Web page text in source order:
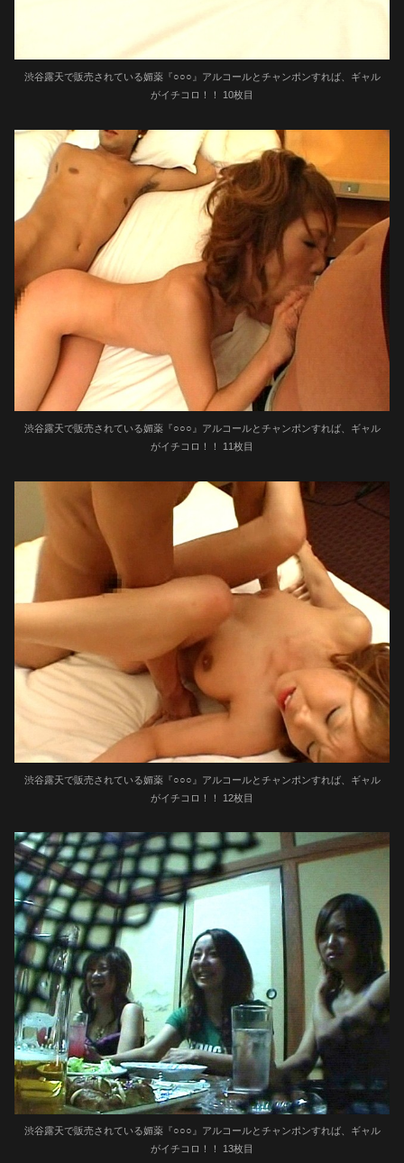
渋谷露天で販売されている媚薬『○○○』アルコールとチャンポンすれば、ギャル
がイチコロ！！ 10枚目
渋谷露天で販売されている媚薬『○○○』アルコールとチャンポンすれば、ギャル
がイチコロ！！ 11枚目
渋谷露天で販売されている媚薬『○○○』アルコールとチャンポンすれば、ギャル
がイチコロ！！ 12枚目
渋谷露天で販売されている媚薬『○○○』アルコールとチャンポンすれば、ギャル
がイチコロ！！ 13枚目